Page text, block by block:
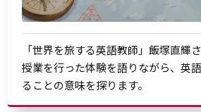
「世界を旅する英語教師」飯塚直輝
授業を行った体験を語りながら、英
ることの意味を探ります。